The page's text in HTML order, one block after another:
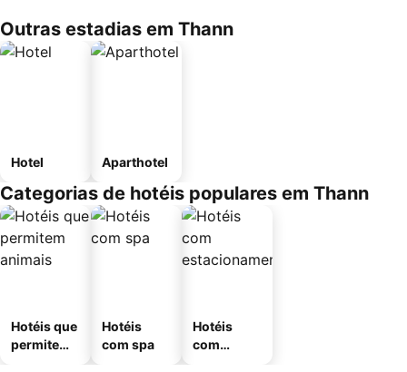
Outras estadias em Thann
Hotel Aparthotel
Categorias de hotéis populares em Thann
Hotéis que
permitem
Hotéis
com spa
Hotéis
com